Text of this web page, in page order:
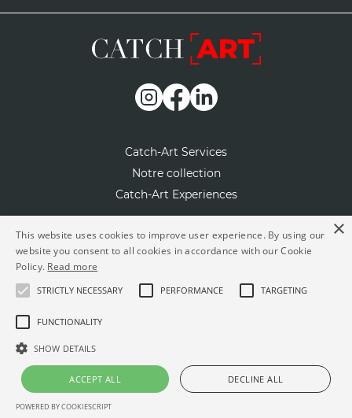
Catch-Art Services
Notre collection
Catch-Art Experiences
Notre concept
Contactez-nous
© Powered by
×
This website uses cookies to improve user experience. By using our
website you consent to all cookies in accordance with our Cookie
Policy. Read more
STRICTLY NECESSARY PERFORMANCE TARGETING
FUNCTIONALITY
SHOW DETAILS
ACCEPT ALL DECLINE ALL
POWERED BY COOKIESCRIPT